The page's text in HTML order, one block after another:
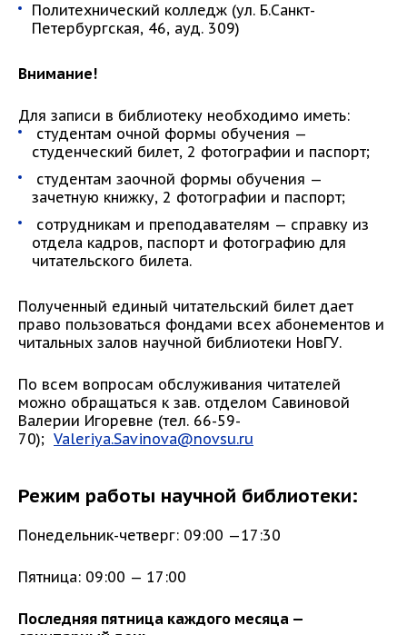
Политехнический колледж (ул. Б.Санкт-
Петербургская, 46, ауд. 309)
Внимание!
Для записи в библиотеку необходимо иметь:
студентам очной формы обучения —
студенческий билет, 2 фотографии и паспорт;
студентам заочной формы обучения —
зачетную книжку, 2 фотографии и паспорт;
сотрудникам и преподавателям — справку из
отдела кадров, паспорт и фотографию для
читательского билета.
Полученный единый читательский билет дает
право пользоваться фондами всех абонементов и
читальных залов научной библиотеки НовГУ.
По всем вопросам обслуживания читателей
можно обращаться к зав. отделом Савиновой
Валерии Игоревне (тел. 66-59-
70); Valeriya.Savinova@novsu.ru
Режим работы научной библиотеки:
Понедельник-четверг: 09:00 —17:30
Пятница: 09:00 — 17:00
Последняя пятница каждого месяца —